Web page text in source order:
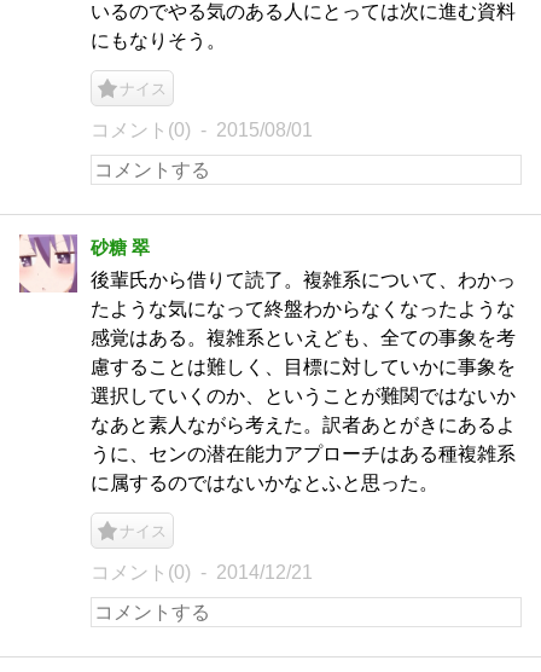
いるのでやる気のある人にとっては次に進む資料
にもなりそう。
ナイス
コメント(0) 2015/08/01
砂糖 翠
後輩氏から借りて読了。複雑系について、わかっ
たような気になって終盤わからなくなったような
感覚はある。複雑系といえども、全ての事象を考
慮することは難しく、目標に対していかに事象を
選択していくのか、ということが難関ではないか
なあと素人ながら考えた。訳者あとがきにあるよ
うに、センの潜在能力アプローチはある種複雑系
に属するのではないかなとふと思った。
ナイス
コメント(0) 2014/12/21